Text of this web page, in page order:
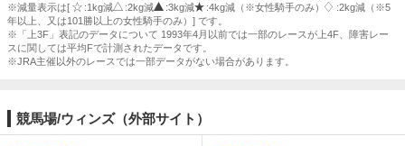
※減量表示は[
:1kg減 :2kg減 :3kg減 :4kg減（※女性騎手のみ）
:2kg減（※5
年以上、又は101勝以上の女性騎手のみ）] です。
※「上3F」表記のデータについて 1993年4月以前では一部のレースが上4F、障害レー
スに関しては平均Fで計測されたデータです。
※JRA主催以外のレースでは一部データがない場合があります。
競馬場/ウィンズ（外部サイト）